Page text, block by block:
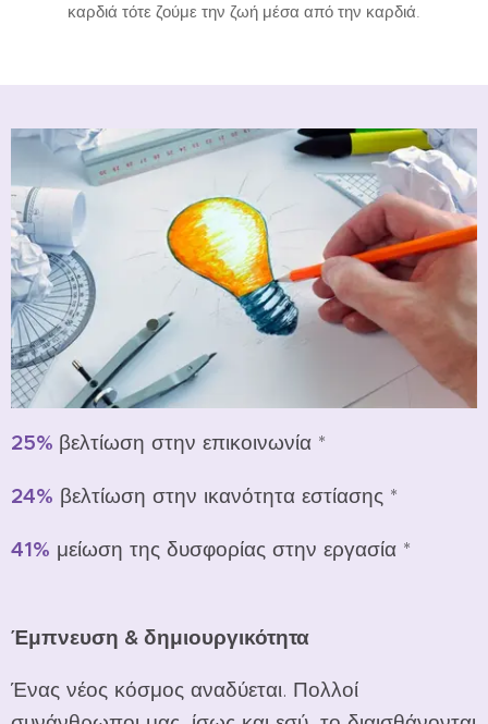
καρδιά τότε ζούμε την ζωή μέσα από την καρδιά.
25% βελτίωση στην επικοινωνία *
24% βελτίωση στην ικανότητα εστίασης *
41% μείωση της δυσφορίας στην εργασία *
Έμπνευση & δημιουργικότητα
Ένας νέος κόσμος αναδύεται. Πολλοί